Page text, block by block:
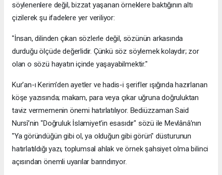
söylenenlere değil, bizzat yaşanan örneklere baktığının altı
çizilerek şu ifadelere yer veriliyor:
​"İnsan, dilinden çıkan sözlerle değil, sözünün arkasında
durduğu ölçüde değerlidir. Çünkü söz söylemek kolaydır; zor
olan o sözü hayatın içinde yaşayabilmektir."
​Kur'an-ı Kerim'den ayetler ve hadis-i şerifler ışığında hazırlanan
köşe yazısında; makam, para veya çıkar uğruna doğruluktan
taviz vermemenin önemi hatırlatılıyor. Bediüzzaman Said
Nursî’nin "Doğruluk İslamiyet'in esasıdır" sözü ile Mevlânâ’nın
"Ya göründüğün gibi ol, ya olduğun gibi görün" düsturunun
hatırlatıldığı yazı, toplumsal ahlak ve örnek şahsiyet olma bilinci
açısından önemli uyarılar barındırıyor.